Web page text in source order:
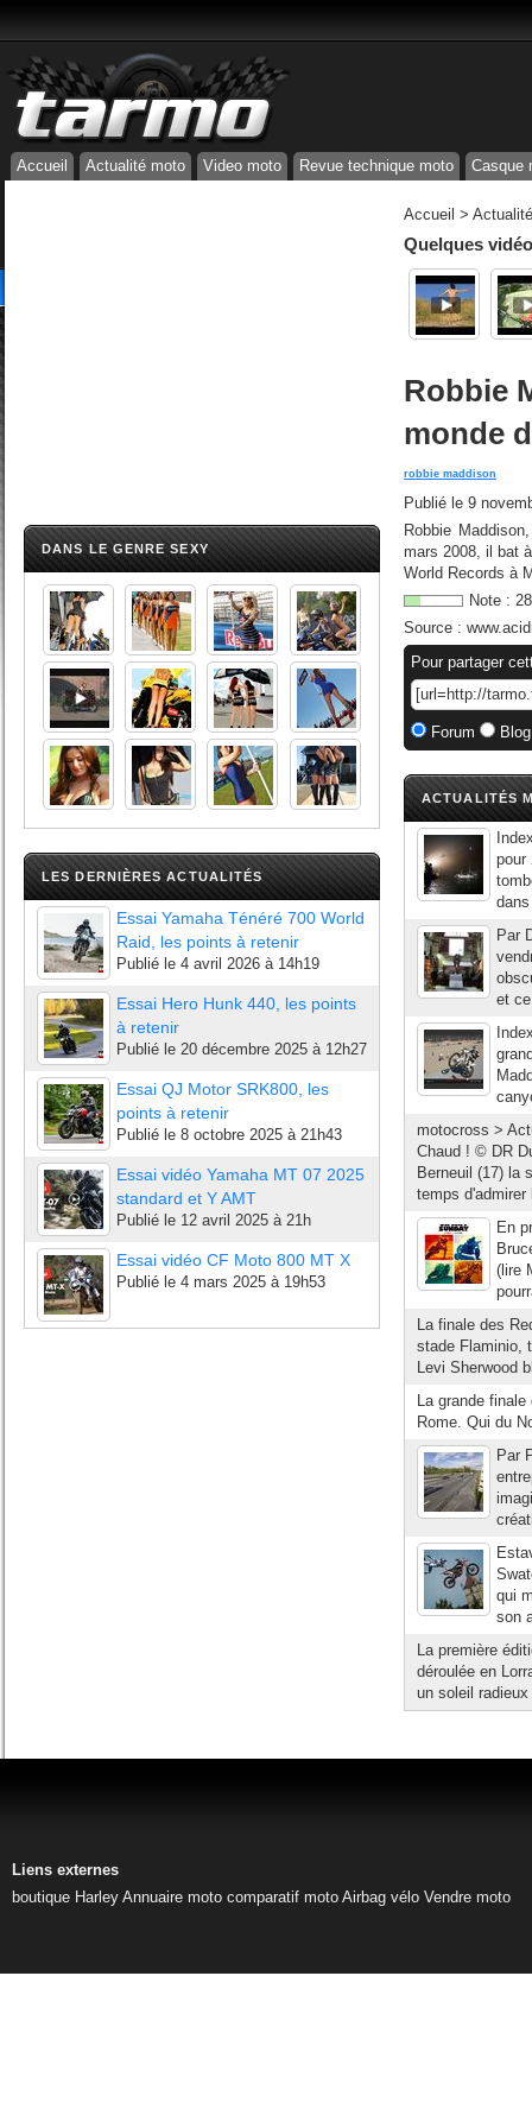
Accueil Actualité moto Video moto Revue technique moto Casque
DANS LE GENRE SEXY
LES DERNIÈRES ACTUALITÉS
Essai Yamaha Ténéré 700 World
Raid, les points à retenir
Publié le 4 avril 2026 à 14h19
Essai Hero Hunk 440, les points
à retenir
Publié le 20 décembre 2025 à 12h27
Essai QJ Motor SRK800, les
points à retenir
Publié le 8 octobre 2025 à 21h43
Essai vidéo Yamaha MT 07 2025
standard et Y AMT
Publié le 12 avril 2025 à 21h
Essai vidéo CF Moto 800 MT X
Publié le 4 mars 2025 à 19h53
Accueil >
Quelques
Robbie
monde
robbie maddison
Publié le 9
Robbie
mars 2008, il bat
World Records à
Note : 28
Source :
Pour partager
Forum
ACTUALITÉS
pour
Par
et
motocross >
Chaud ! © DR
Berneuil (17) la
temps
En
(lire
La finale des
stade Flaminio,
Levi Sherwood
La grande
Rome. Qui du
Par
qui
son
La première
déroulée en
un soleil
Liens externes
boutique Harley Annuaire moto comparatif moto Airbag vélo Vendre moto